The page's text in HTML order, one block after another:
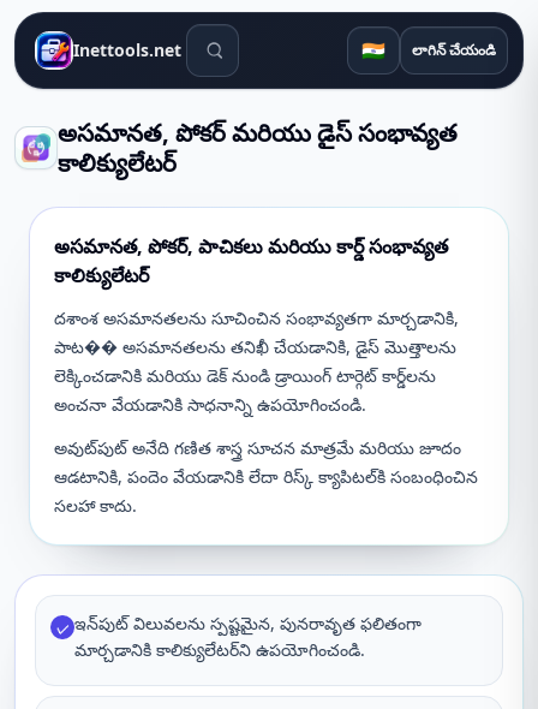
Inettools.net శోధన సాధనాలు 🇮🇳 లాగిన్ చేయండి
అసమానత, పోకర్ మరియు డైస్ సంభావ్యత
కాలిక్యులేటర్
అసమానత, పోకర్, పాచికలు మరియు కార్డ్ సంభావ్యత
కాలిక్యులేటర్
దశాంశ అసమానతలను సూచించిన సంభావ్యతగా మార్చడానికి,
పాట�� అసమానతలను తనిఖీ చేయడానికి, డైస్ మొత్తాలను
లెక్కించడానికి మరియు డెక్ నుండి డ్రాయింగ్ టార్గెట్ కార్డ్‌లను
అంచనా వేయడానికి సాధనాన్ని ఉపయోగించండి.
అవుట్‌పుట్ అనేది గణిత శాస్త్ర సూచన మాత్రమే మరియు జూదం
ఆడటానికి, పందెం వేయడానికి లేదా రిస్క్ క్యాపిటల్‌కి సంబంధించిన
సలహా కాదు.
✓ ఇన్‌పుట్ విలువలను స్పష్టమైన, పునరావృత ఫలితంగా
మార్చడానికి కాలిక్యులేటర్‌ని ఉపయోగించండి.